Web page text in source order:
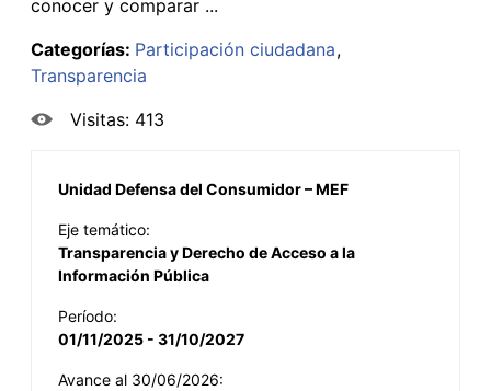
conocer y comparar ...
Categorías: Participación ciudadana
Transparencia
Visitas: 413
Unidad Defensa del Consumidor – MEF
Eje temático:
Transparencia y Derecho de Acceso a la
Información Pública
Período:
01/11/2025 - 31/10/2027
Avance al 30/06/2026: